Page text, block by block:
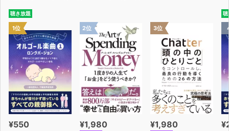
聴き放題
1位
¥550
2位
¥1,980
3位
¥1,980
聴